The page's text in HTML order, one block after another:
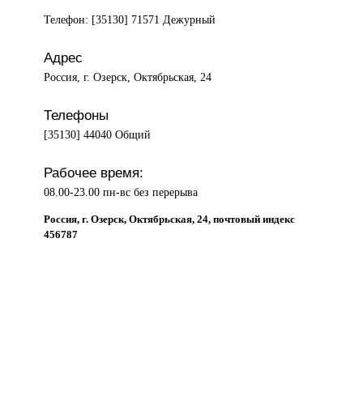
Телефон: [35130] 71571 Дежурный
Адрес
Россия, г. Озерск, Октябрьская, 24
Телефоны
[35130] 44040 Общий
Рабочее время:
08.00-23.00 пн-вс без перерыва
Россия, г. Озерск, Октябрьская, 24, почтовый индекс
456787